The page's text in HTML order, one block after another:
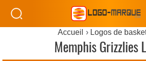
Accueil Logos de
Memphis Grizzlies